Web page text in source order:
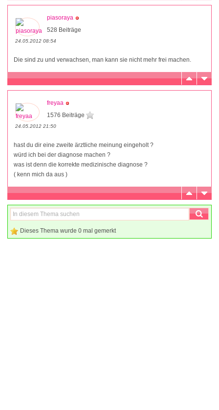
piasoraya
528 Beiträge
24.05.2012 08:54
Die sind zu und verwachsen, man kann sie nicht mehr frei machen.
freyaa
1576 Beiträge
24.05.2012 21:50
hast du dir eine zweite ärztliche meinung eingeholt ?
würd ich bei der diagnose machen ?
was ist denn die korrekte medizinische diagnose ?
( kenn mich da aus )
Dieses Thema wurde 0 mal gemerkt